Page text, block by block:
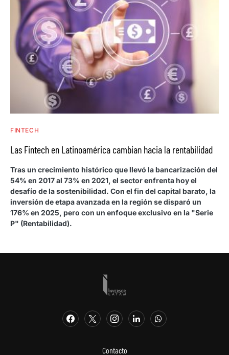
FINTECH
Las Fintech en Latinoamérica cambian hacia la rentabilidad
Tras un crecimiento histórico que llevó la bancarización del
54% en 2017 al 73% en 2021, el sector enfrenta hoy el
desafío de la sostenibilidad. Con el fin del capital barato, la
inversión de etapa avanzada en la región se disparó un
176% en 2025, pero con un enfoque exclusivo en la "Serie
P" (Rentabilidad).
Contacto